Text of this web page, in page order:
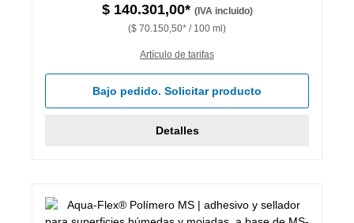
$ 140.301,00* (IVA incluido)
($ 70.150,50* / 100 ml)
Artículo de tarifas
Bajo pedido. Solicitar producto
Detalles